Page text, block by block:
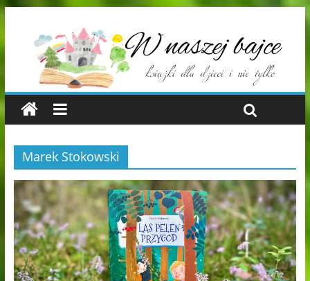
Marek Stokowski